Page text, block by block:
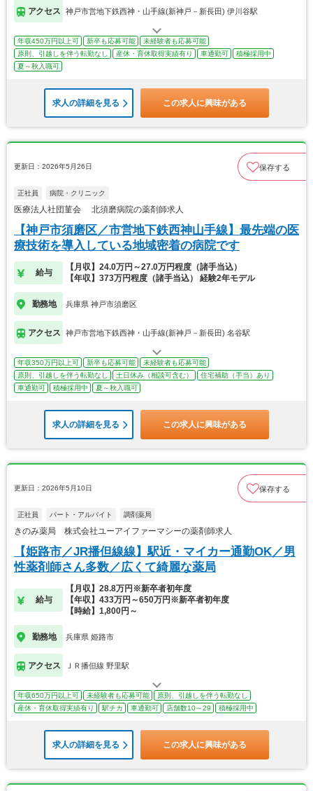
アクセス 神戸市営地下鉄西神・山手線(新神戸－新長田) 伊川谷駅
年収450万円以上可 新卒も応募可能
未経験者も応募可能
原則、引越しを伴う転勤なし
産休・育休取得実績有り 車通勤可
積極採用中
夏～秋入職可
求人の詳細を見る この求人に興味がある
更新日：2026年5月26日 保存する
正社員 病院・クリニック
医療法人社団菫会 北須磨病院の薬剤師求人
【神戸市須磨区／市営地下鉄西神山手線】最先端の医
療技術を導入している地域密着の病院です
給与
【月収】24.0万円～27.0万円程度（諸手当込）
【年収】373万円程度（諸手当込） 経験2年モデル
勤務地 兵庫県 神戸市須磨区
アクセス 神戸市営地下鉄西神・山手線(新神戸－新長田) 名谷駅
年収350万円以上可 新卒も応募可能
未経験者も応募可能
原則、引越しを伴う転勤なし
土日休み（相談可含む）
住宅補助（手当）あり
車通勤可
積極採用中 夏～秋入職可
求人の詳細を見る この求人に興味がある
更新日：2026年5月10日 保存する
正社員 パート・アルバイト 調剤薬局
きのみ薬局 株式会社ユーアイファーマシーの薬剤師求人
【姫路市／JR播但線線】駅近・マイカー通勤OK／男
性薬剤師さん多数／広くて綺麗な薬局
給与
【月収】28.8万円※新卒者初年度
【年収】433万円～650万円※新卒者初年度
【時給】1,800円～
勤務地 兵庫県 姫路市
アクセス ＪＲ播但線 野里駅
年収650万円以上可 未経験者も応募可能
原則、引越しを伴う転勤なし
産休・育休取得実績有り
駅チカ 車通勤可 店舗数10～29 積極採用中
求人の詳細を見る この求人に興味がある